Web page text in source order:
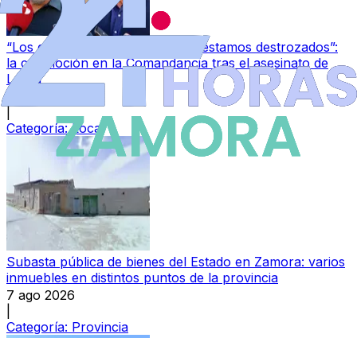
“Los guardias civiles de Zamora estamos destrozados”:
la conmoción en la Comandancia tras el asesinato de
Laura
|
Categoría:Local
Subasta pública de bienes del Estado en Zamora: varios
inmuebles en distintos puntos de la provincia
7 ago 2026
Categoría: Provincia